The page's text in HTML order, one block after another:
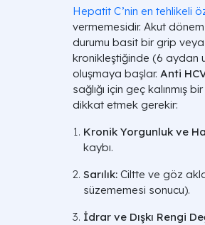
Hepatit C’nin en tehlikeli
vermemesidir. Akut
durumu basit bir grip
kronikleştiğinde (6 aydan
oluşmaya başlar. Anti
sağlığı için geç kalınmış
dikkat etmek gerekir:
Kronik Yorgunluk ve
kaybı.
Sarılık: Ciltte ve göz
süzememesi sonucu).
İdrar ve Dışkı Rengi